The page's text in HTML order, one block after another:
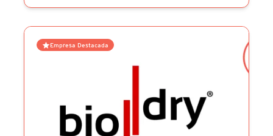
Empresa Destacada